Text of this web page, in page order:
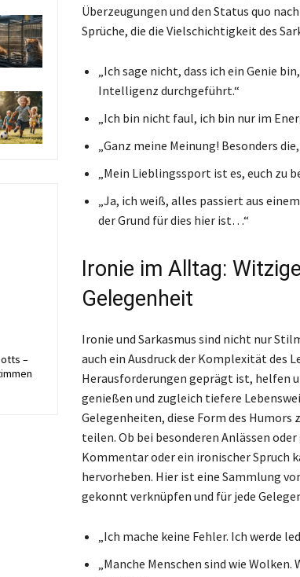
–
Überzeugungen und den Status quo
Sprüche, die die Vielschichtigkeit des
„Ich sage nicht, dass ich ein Genie
Intelligenz durchgeführt.“
„Ich bin nicht faul, ich bin nur im
„Ganz meine Meinung! Besonders
„Mein Lieblingssport ist es, euch zu
„Ja, ich weiß, alles passiert aus
der Grund für dies hier ist…“
Ironie im Alltag:
Gelegenheit
Ironie und Sarkasmus sind nicht nur
auch ein Ausdruck der Komplexität des
Herausforderungen geprägt ist, helfen
genießen und zugleich tiefere
Gelegenheiten, diese Form des Humors
teilen. Ob bei besonderen Anlässen
Kommentar oder ein ironischer Spruch
hervorheben. Hier ist eine Sammlung
gekonnt verknüpfen und für jede
„Ich mache keine Fehler. Ich werde
„Manche Menschen sind wie